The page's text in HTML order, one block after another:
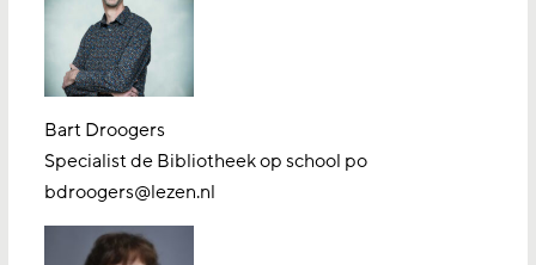
Bart Droogers
Specialist de Bibliotheek op school po
bdroogers@lezen.nl